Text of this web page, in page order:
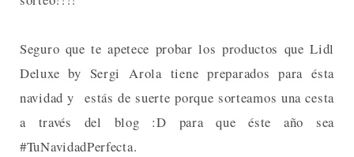
Seguro que te apetece probar los productos que Lidl
Deluxe by Sergi Arola tiene preparados para ésta
navidad y estás de suerte porque sorteamos una cesta
a través del blog :D para que éste año sea
#TuNavidadPerfecta.